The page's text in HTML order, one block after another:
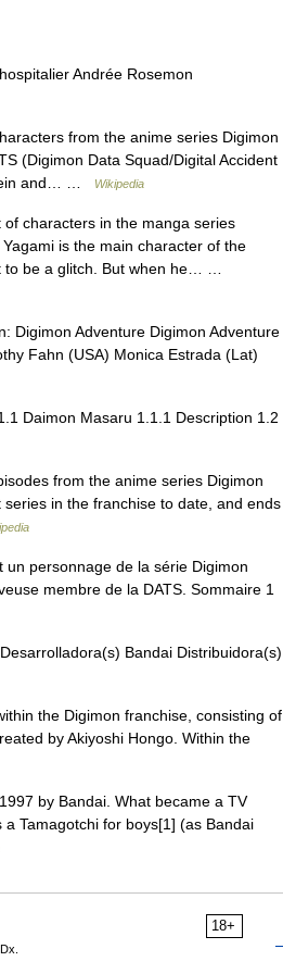
Andrée Rosemon
from the anime series Digimon
(Digimon Data Squad/Digital Accident
and… …
Wikipedia
characters in the manga series
is the main character of the
to be a glitch. But when he… …
Digimon Adventure Digimon Adventure
Fahn (USA) Monica Estrada (Lat)
Daimon Masaru 1.1.1 Description 1.2
from the anime series Digimon
in the franchise to date, and ends
personnage de la série Digimon
membre de la DATS. Sommaire 1
Bandai Distribuidora(s)
the Digimon franchise, consisting of
by Akiyoshi Hongo. Within the
by Bandai. What became a TV
Tamagotchi for boys[1] (as Bandai
18+